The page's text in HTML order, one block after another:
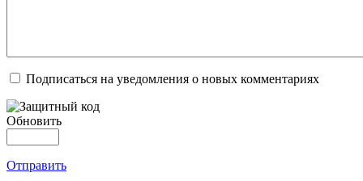
Подписаться на уведомления о новых комментариях
Обновить
Отправить